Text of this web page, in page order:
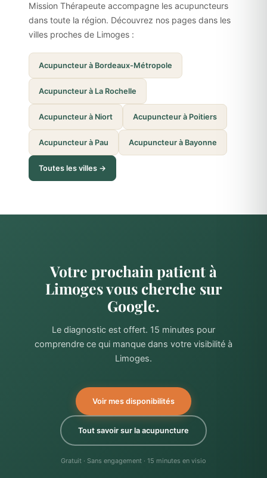
Mission Thérapeute accompagne les acupuncteurs
dans toute la région. Découvrez nos pages dans les
villes proches de Limoges :
Acupuncteur à Bordeaux-Métropole
Acupuncteur à La Rochelle
Acupuncteur à Niort Acupuncteur à Poitiers
Acupuncteur à Pau Acupuncteur à Bayonne
Toutes les villes →
Votre prochain patient à
Limoges vous cherche sur
Google.
Le diagnostic est offert. 15 minutes pour
comprendre ce qui manque dans votre visibilité à
Limoges.
Voir mes disponibilités
Tout savoir sur la acupuncture
Gratuit · Sans engagement · 15 minutes en visio